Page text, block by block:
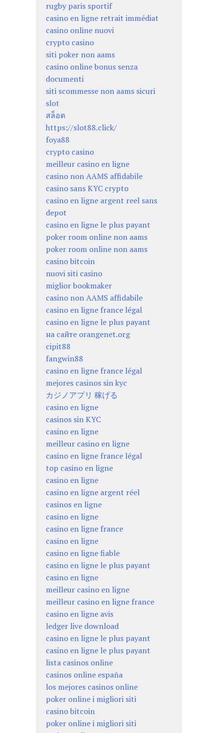
rugby paris sportif
casino en ligne retrait immédiat
casino online nuovi
crypto casino
siti poker non aams
casino online bonus senza
documenti
siti scommesse non aams sicuri
slot
สล็อต
https://slot88.click/
foya88
crypto casino
meilleur casino en ligne
casino non AAMS affidabile
casino sans KYC crypto
casino en ligne argent reel sans
depot
casino en ligne le plus payant
poker room online non aams
poker room online non aams
casino bitcoin
nuovi siti casino
miglior bookmaker
casino non AAMS affidabile
casino en ligne france légal
casino en ligne le plus payant
на сайте orangenet.org
cipit88
fangwin88
casino en ligne france légal
mejores casinos sin kyc
カジノアプリ 稼げる
casino en ligne
casinos sin KYC
casino en ligne
meilleur casino en ligne
casino en ligne france légal
top casino en ligne
casino en ligne
casino en ligne argent réel
casinos en ligne
casino en ligne
casino en ligne france
casino en ligne
casino en ligne fiable
casino en ligne le plus payant
casino en ligne
meilleur casino en ligne
meilleur casino en ligne france
casino en ligne avis
ledger live download
casino en ligne le plus payant
casino en ligne le plus payant
lista casinos online
casinos online españa
los mejores casinos online
poker online i migliori siti
casino bitcoin
poker online i migliori siti